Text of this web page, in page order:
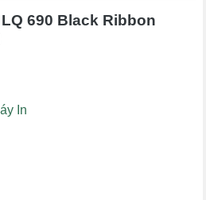
690 Black Ribbon
In